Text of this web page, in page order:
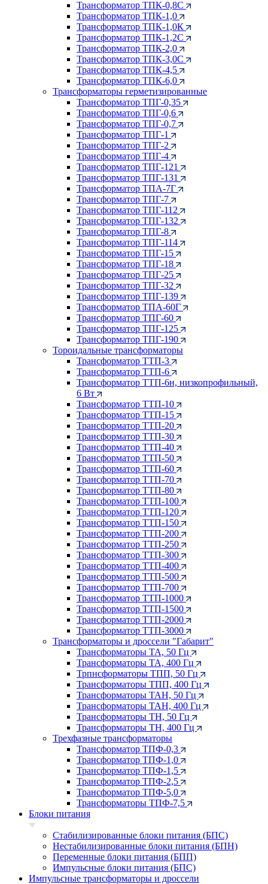
Трансформатор ТПК-0,8С
Трансформатор ТПК-1,0
Трансформатор ТПК-1,0К
Трансформатор ТПК-1,2С
Трансформатор ТПК-2,0
Трансформатор ТПК-3,0С
Трансформатор ТПК-4,5
Трансформатор ТПК-6,0
Трансформаторы герметизированные
Трансформатор ТПГ-0,35
Трансформатор ТПГ-0,6
Трансформатор ТПГ-0,7
Трансформатор ТПГ-1
Трансформатор ТПГ-2
Трансформатор ТПГ-4
Трансформатор ТПГ-121
Трансформатор ТПГ-131
Трансформатор ТПА-7Г
Трансформатор ТПГ-7
Трансформатор ТПГ-112
Трансформатор ТПГ-132
Трансформатор ТПГ-8
Трансформатор ТПГ-114
Трансформатор ТПГ-15
Трансформатор ТПГ-18
Трансформатор ТПГ-25
Трансформатор ТПГ-32
Трансформатор ТПГ-139
Трансформатор ТПА-60Г
Трансформатор ТПГ-60
Трансформатор ТПГ-125
Трансформатор ТПГ-190
Тороидальные трансформаторы
Трансформатор ТТП-3
Трансформатор ТТП-6
Трансформатор ТТП-6н, низкопрофильный,
6 Вт
Трансформатор ТТП-10
Трансформатор ТТП-15
Трансформатор ТТП-20
Трансформатор ТТП-30
Трансформатор ТТП-40
Трансформатор ТТП-50
Трансформатор ТТП-60
Трансформатор ТТП-70
Трансформатор ТТП-80
Трансформатор ТТП-100
Трансформатор ТТП-120
Трансформатор ТТП-150
Трансформатор ТТП-200
Трансформатор ТТП-250
Трансформатор ТТП-300
Трансформатор ТТП-400
Трансформатор ТТП-500
Трансформатор ТТП-700
Трансформатор ТТП-1000
Трансформатор ТТП-1500
Трансформатор ТТП-2000
Трансформатор ТТП-3000
Трансформаторы и дроссели "Габарит"
Трансформаторы ТА, 50 Гц
Трансформаторы ТА, 400 Гц
Трпнсформаторы ТПП, 50 Гц
Трансформаторы ТПП, 400 Гц
Трансформаторы ТАН, 50 Гц
Трансформаторы ТАН, 400 Гц
Трансформаторы ТН, 50 Гц
Трансформаторы ТН, 400 Гц
Трехфазные трансформаторы
Трансформатор ТПФ-0,3
Трансформатор ТПФ-1,0
Трансформатор ТПФ-1,5
Трансформатор ТПФ-2,5
Трансформатор ТПФ-5,0
Трансформаторы ТПФ-7,5
Блоки питания
Стабилизированные блоки питания (БПС)
Нестабилизированные блоки питания (БПН)
Переменные блоки питания (БПП)
Импульсные блоки питания (БПС)
Импульсные трансформаторы и дроссели